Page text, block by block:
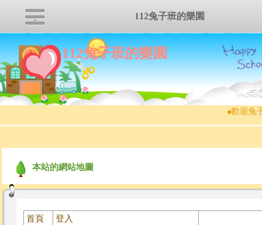
112兔子班的樂園
●歡迎兔
本站的網站地圖
首頁 登入
112兔子班的樂園